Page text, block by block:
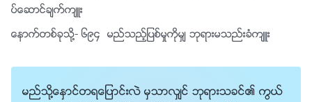
ပ္ေဆာင္ခ်က္က်ဴး
ေနာက္တစ္ခုသို႔- ၆၉၄ မည္သည့္ျပစ္မႈကိုမွ် ဘုရားမသည္းခံက်ဴး
မည္သို႔ေႏွာင္တရေျပာင္းလဲ မွသာလွ်င္ ဘုရားသခင္၏ ကြယ္